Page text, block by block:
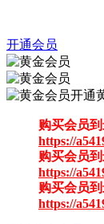
开通会员
开通
购买会员到
https://
购买会员到
https://
购买会员到
https://